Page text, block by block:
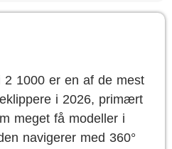
2 1000 er en af de mest
i 2026, primært
meget få modeller i
navigerer med 360°